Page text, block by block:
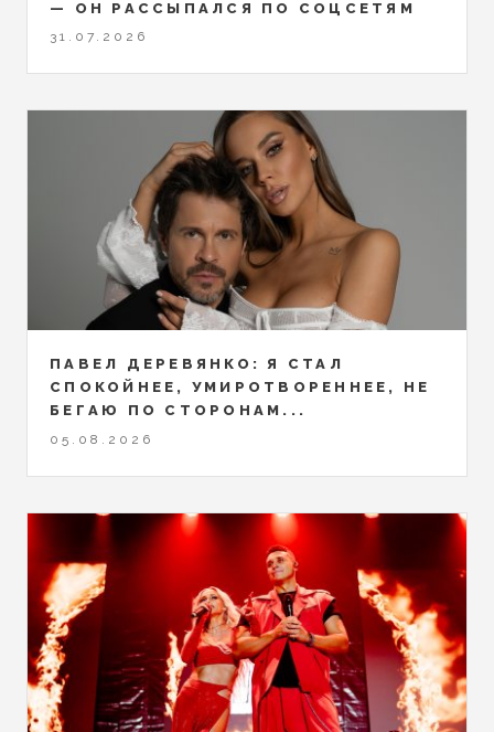
— ОН РАССЫПАЛСЯ ПО СОЦСЕТЯМ
31.07.2026
ПАВЕЛ ДЕРЕВЯНКО: Я СТАЛ
СПОКОЙНЕЕ, УМИРОТВОРЕННЕЕ, НЕ
БЕГАЮ ПО СТОРОНАМ...
05.08.2026